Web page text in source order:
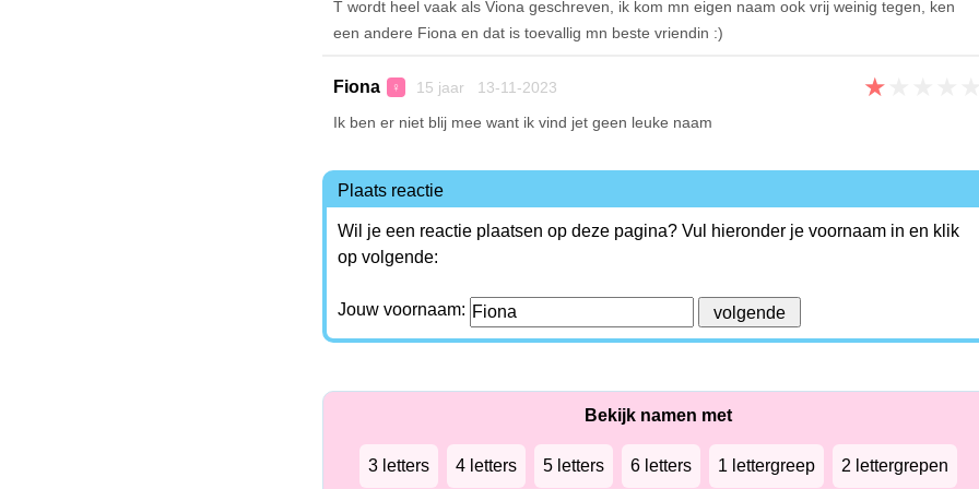
T wordt heel vaak als Viona geschreven, ik kom mn eigen naam ook vrij weinig tegen, ken
een andere Fiona en dat is toevallig mn beste vriendin :)
Fiona ♀ 15 jaar 13-11-2023 ★
Ik ben er niet blij mee want ik vind jet geen leuke naam
Plaats reactie
Wil je een reactie plaatsen op deze pagina? Vul hieronder je voornaam in en klik
op volgende:
Jouw voornaam:
Bekijk namen met
3 letters 4 letters 5 letters 6 letters 1 lettergreep 2 lettergrepen